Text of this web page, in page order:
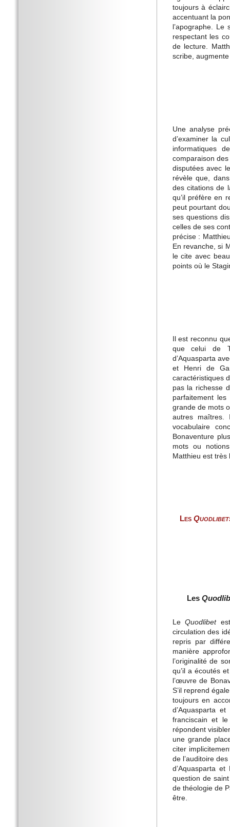
toujours à
accentuant la
l’apographe. Le
respectant les
de lecture.
scribe,
Une analyse
d’examiner la
informatiques
comparaison
disputées avec
révèle que,
des citations de
qu’il préfère en
peut pourtant
ses questions
celles de ses
précise :
En revanche, si
le cite avec
points où le
Il est reconnu
que celui de
d’Aquasparta
et Henri de
caractéristiques
pas la richesse
parfaitement
grande de mots
autres maîtres.
vocabulaire
Bonaventure
mots ou
Matthieu est très
Les
Les
LeQuodlibetest
circulation des
repris par
manière
l’originalité de
qu’il a écoutés
l’œuvre de
S’il reprend
toujours en
d’Aquasparta
franciscain et
répondent
une grande
citer
de l’auditoire des
d’Aquasparta
question de
de théologie de
être.